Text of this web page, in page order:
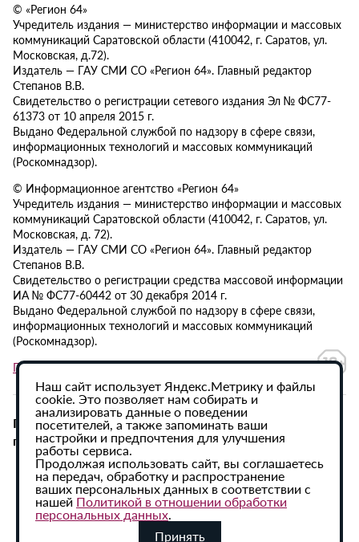
© «Регион 64»
Учредитель издания — министерство информации и массовых
коммуникаций Саратовской области (410042, г. Саратов, ул.
Московская, д.72).
Издатель — ГАУ СМИ СО «Регион 64». Главный редактор
Степанов В.В.
Свидетельство о регистрации сетевого издания Эл № ФС77-
61373 от 10 апреля 2015 г.
Выдано Федеральной службой по надзору в сфере связи,
информационных технологий и массовых коммуникаций
(Роскомнадзор).
© Информационное агентство «Регион 64»
Учредитель издания — министерство информации и массовых
коммуникаций Саратовской области (410042, г. Саратов, ул.
Московская, д. 72).
Издатель — ГАУ СМИ СО «Регион 64». Главный редактор
Степанов В.В.
Свидетельство о регистрации средства массовой информации
ИА № ФС77-60442 от 30 декабря 2014 г.
Выдано Федеральной службой по надзору в сфере связи,
информационных технологий и массовых коммуникаций
(Роскомнадзор).
Политика в отношении обработки персональных данных
При использовании материалов сайта активная
гиперссылка на ИА «Регион 64» обязательна.
Наш сайт использует Яндекс.Метрику и файлы
cookie. Это позволяет нам собирать и
анализировать данные о поведении
посетителей, а также запоминать ваши
настройки и предпочтения для улучшения
работы сервиса.
Продолжая использовать сайт, вы соглашаетесь
на передач, обработку и распространение
ваших персональных данных в соответствии с
нашей Политикой в отношении обработки
персональных данных.
Принять